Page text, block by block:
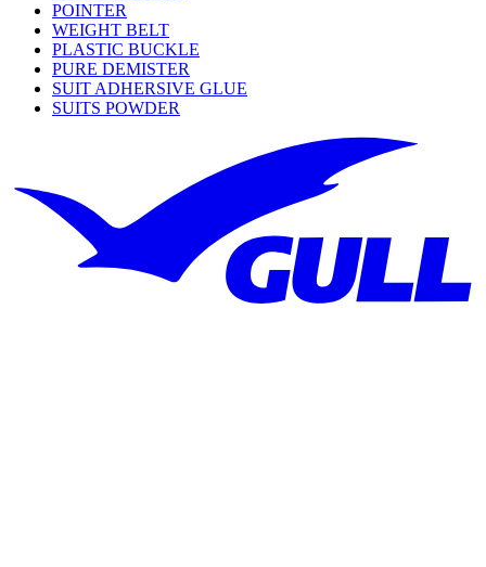
POINTER
WEIGHT BELT
PLASTIC BUCKLE
PURE DEMISTER
SUIT ADHERSIVE GLUE
SUITS POWDER